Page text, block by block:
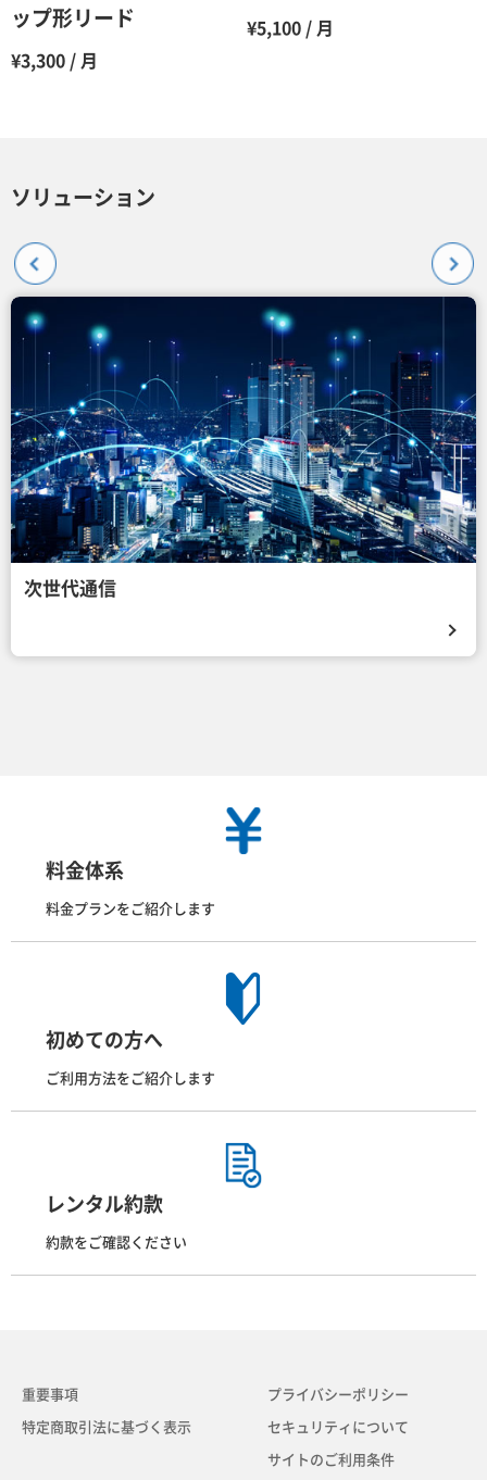
ップ形リード
¥3,300 / 月
¥5,100 / 月
ソリューション
次世代通信
料金体系
料金プランをご紹介します
初めての方へ
ご利用方法をご紹介します
レンタル約款
約款をご確認ください
重要事項
特定商取引法に基づく表示
プライバシーポリシー
セキュリティについて
サイトのご利用条件